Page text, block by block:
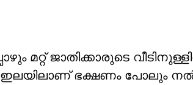
മറ്റ് ജാതിക്കാരുടെ
ഇലയിലാണ് ഭക്ഷണം പോലും